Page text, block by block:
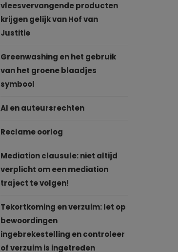
vleesvervangende producten
krijgen gelijk van Hof van
Justitie
Greenwashing en het gebruik
van het groene blaadjes
symbool
AI en auteursrechten
Reclame oorlog
Mediation clausule: niet altijd
verplicht om een mediation
traject te volgen!
Tekortkoming en verzuim: let op
bewoordingen
ingebrekestelling en controleer
of verzuim is ingetreden